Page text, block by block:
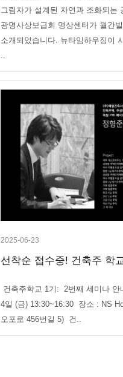
그림자가 설계된 자연과 조화되는
광명사상보급회 명상센터가 월간
소개되었습니다. 뉴타임하우징이
..
2025-06-23
선착순 접수중! 건축주 학
건축주학교 1기: 2번째 세미나
4일 (금) 13:30~16:30 장소 : NS
오포로 456번길 5) 건..